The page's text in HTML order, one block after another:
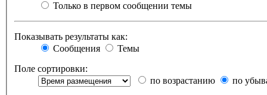
Только в первом сообщении темы
Показывать результаты как:
Сообщения
Темы
Поле сортировки:
по возрастанию
по